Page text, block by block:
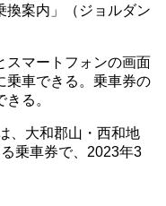
換案内」（ジョルダン
スマートフォンの画面
乗車できる。乗車券の
る。
、大和郡山・西和地
乗車券で、2023年3